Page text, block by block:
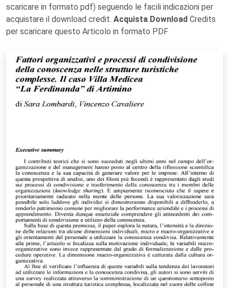
scaricare in formato pdf) seguendo le facili indicazioni per
acquistare il download credit. Acquista Download Credits
per scaricare questo Articolo in formato PDF